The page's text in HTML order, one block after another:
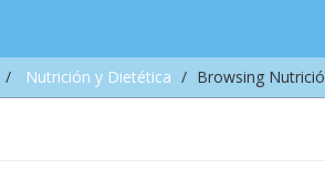
Nutrición y Dietética Browsing